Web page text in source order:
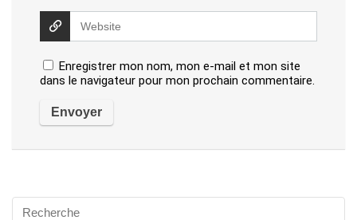
Enregistrer mon nom, mon e-mail et mon site
dans le navigateur pour mon prochain commentaire.